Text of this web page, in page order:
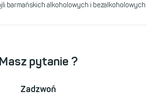
barmańskich alkoholowych i bezalkoholowych
Masz pytanie ?
Zadzwoń